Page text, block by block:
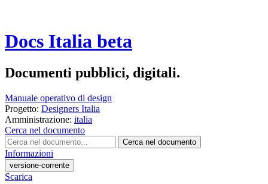
Docs Italia beta
Documenti pubblici, digitali.
Manuale operativo di design
Progetto: Designers Italia
Amministrazione: italia
Cerca nel documento
Cerca nel documento
Informazioni
versione-corrente
Scarica